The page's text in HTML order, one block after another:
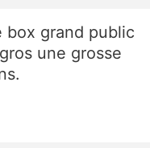
box grand public
une grosse